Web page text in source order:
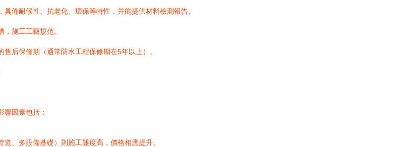
備耐候性、抗老化、環保等特性，并能提供材料檢測報告。
施工工藝規范。
后保修期（通常防水工程保修期在5年以上）。
因素包括：
、多設備基礎）則施工難度高，價格相應提升。